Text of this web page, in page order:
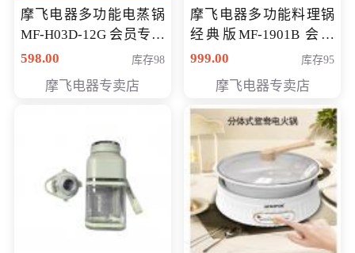
摩飞电器多功能电蒸锅
MF-H03D-12G 会员专享
价398元
598.00 库存98
摩飞电器专卖店
摩飞电器多功能料理锅
经典版MF-1901B 会员
专享价399元
999.00 库存95
摩飞电器专卖店